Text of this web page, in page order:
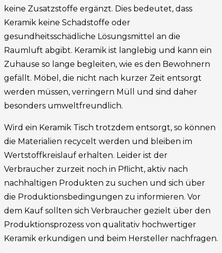
keine Zusatzstoffe ergänzt. Dies bedeutet, dass
Keramik keine Schadstoffe oder
gesundheitsschädliche Lösungsmittel an die
Raumluft abgibt. Keramik ist langlebig und kann ein
Zuhause so lange begleiten, wie es den Bewohnern
gefällt. Möbel, die nicht nach kurzer Zeit entsorgt
werden müssen, verringern Müll und sind daher
besonders umweltfreundlich.
Wird ein Keramik Tisch trotzdem entsorgt, so können
die Materialien recycelt werden und bleiben im
Wertstoffkreislauf erhalten. Leider ist der
Verbraucher zurzeit noch in Pflicht, aktiv nach
nachhaltigen Produkten zu suchen und sich über
die Produktionsbedingungen zu informieren. Vor
dem Kauf sollten sich Verbraucher gezielt über den
Produktionsprozess von qualitativ hochwertiger
Keramik erkundigen und beim Hersteller nachfragen.